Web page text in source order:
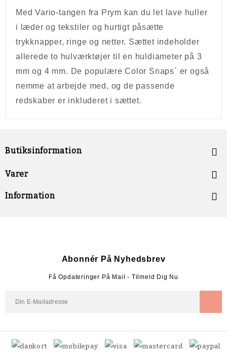
Med Vario-tangen fra Prym kan du let lave huller
i læder og tekstiler og hurtigt påsætte
trykknapper, ringe og netter. Sættet indeholder
allerede to hulværktøjer til en huldiameter på 3
mm og 4 mm. De populære Color Snaps´ er også
nemme at arbejde med, og de passende
redskaber er inkluderet i sættet.
Butiksinformation 
Varer 
Information 
Abonnér På Nyhedsbrev
Få Opdateringer På Mail - Tilmeld Dig Nu